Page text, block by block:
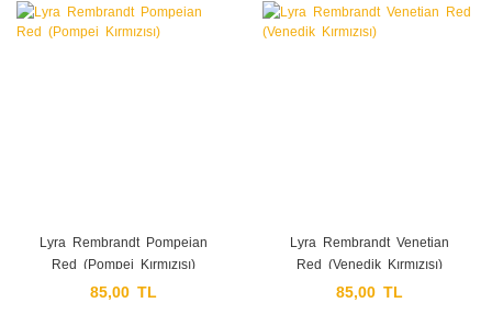
Lyra Rembrandt Pompeian
Red (Pompei Kırmızısı)
85,00 TL
Lyra Rembrandt Venetian
Red (Venedik Kırmızısı)
85,00 TL